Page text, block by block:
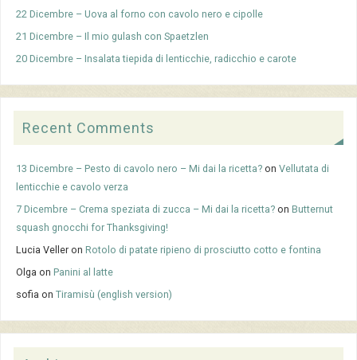
22 Dicembre – Uova al forno con cavolo nero e cipolle
21 Dicembre – Il mio gulash con Spaetzlen
20 Dicembre – Insalata tiepida di lenticchie, radicchio e carote
Recent Comments
13 Dicembre – Pesto di cavolo nero – Mi dai la ricetta? onVellutata di
lenticchie e cavolo verza
7 Dicembre – Crema speziata di zucca – Mi dai la ricetta? onButternut
squash gnocchi for Thanksgiving!
Lucia Veller onRotolo di patate ripieno di prosciutto cotto e fontina
Olga onPanini al latte
sofia onTiramisù (english version)